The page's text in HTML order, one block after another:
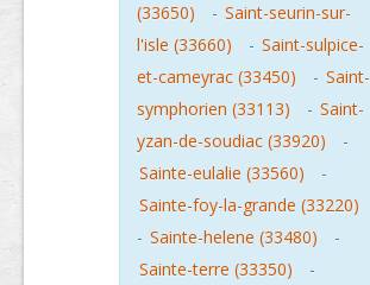
(33650)
- Saint-seurin-sur-
l'isle (33660)
- Saint-sulpice-
et-cameyrac (33450)
- Saint-
symphorien (33113)
- Saint-
yzan-de-soudiac (33920)
-
Sainte-eulalie (33560)
-
Sainte-foy-la-grande (33220)
- Sainte-helene (33480)
-
Sainte-terre (33350)
-